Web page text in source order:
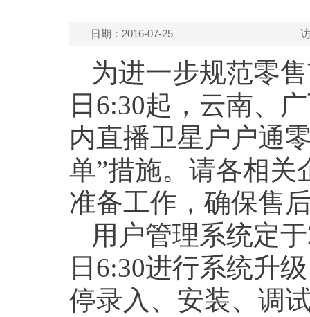
日期：2016-07-25
为进一步规范零
日6:30起，云南、
内直播卫星户户通
单”措施。请各相关
准备工作，确保售
用户管理系统定
日6:30进行系统升
停录入、安装、调